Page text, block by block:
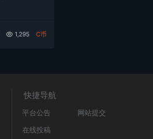
1,295 C币
快捷导航
平台公告
网站提交
在线投稿